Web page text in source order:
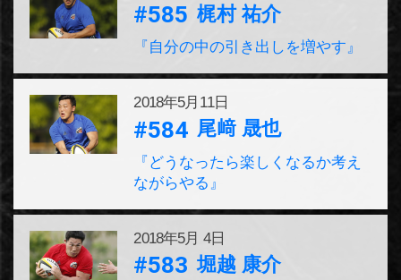
#585 梶村 祐介
『自分の中の引き出しを増やす』
2018年5月11日
#584 尾﨑 晟也
『どうなったら楽しくなるか考え
ながらやる』
2018年5月 4日
#583 堀越 康介